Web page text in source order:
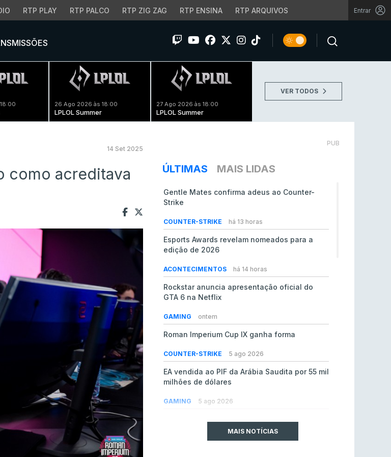
RTP PLAY RTP PALCO RTP ZIG ZAG RTP ENSINA RTP ARQUIVOS Entrar
26 Ago 2026 às 18:00
LPLOL Summer
27 Ago 2026 às 18:00
LPLOL Summer
VER TODOS
14 Set 2025
como acreditava
PUB
ÚLTIMAS MAIS LIDAS
Gentle Mates confirma adeus ao Counter-
Strike
COUNTER-STRIKE há 13 horas
Esports Awards revelam nomeados para a
edição de 2026
ACONTECIMENTOS há 14 horas
Rockstar anuncia apresentação oficial do
GTA 6 na Netflix
GAMING ontem
Roman Imperium Cup IX ganha forma
COUNTER-STRIKE 5 ago 2026
EA vendida ao PIF da Arábia Saudita por 55 mil
milhões de dólares
GAMING 5 ago 2026
MAIS NOTÍCIAS